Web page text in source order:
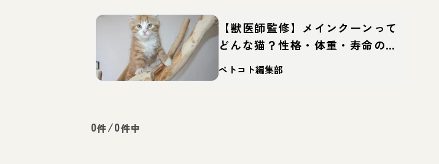
【獣医師監修】メインクーンって
どんな猫？性格・体重・寿命の特
徴・迎え方
ペトコト編集部
0件/0件中